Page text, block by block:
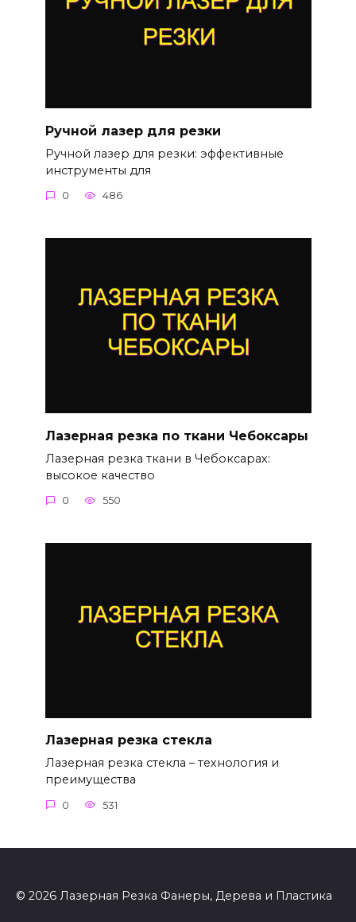
Ручной лазер для резки
Ручной лазер для резки: эффективные
инструменты для
0 486
Лазерная резка по ткани Чебоксары
Лазерная резка ткани в Чебоксарах:
высокое качество
0 550
Лазерная резка стекла
Лазерная резка стекла – технология и
преимущества
0 531
© 2026 Лазерная Резка Фанеры, Дерева и Пластика